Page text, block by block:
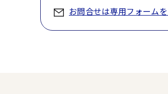
お問合せは専用フォームを